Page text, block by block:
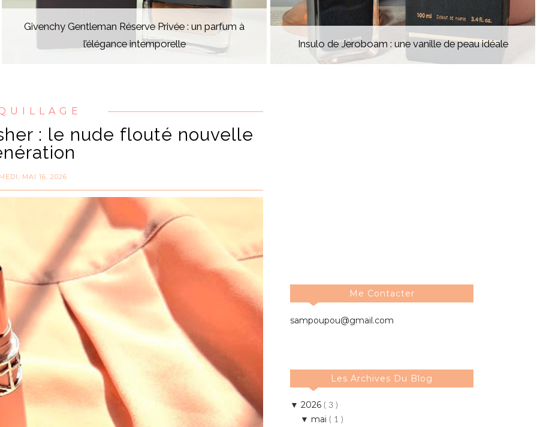
Givenchy Gentleman Réserve Privée : un parfum à
l’élégance intemporelle
Insulo de Jeroboam : une vanille de peau idéale
: le nude flouté nouvelle
MAI 16, 2026
Me Contacter
sampoupou@gmail.com
Les Archives Du Blog
▼ 2026 ( 3 )
▼ mai ( 1 )